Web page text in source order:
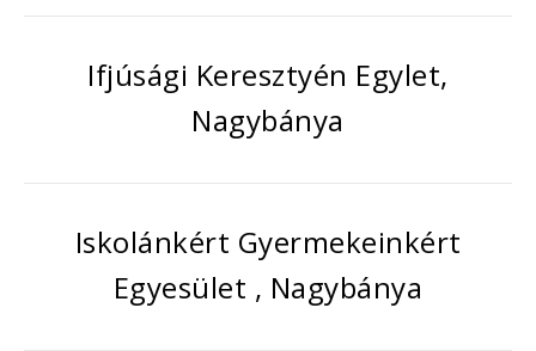
Ifjúsági Keresztyén Egylet,
Nagybánya
Iskolánkért Gyermekeinkért
Egyesület , Nagybánya